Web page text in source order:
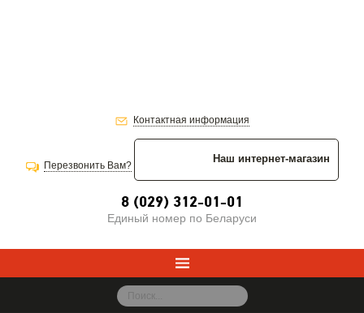
Контактная информация
Перезвонить Вам?
Наш интернет-магазин
8 (029) 312-01-01
Единый номер по Беларуси